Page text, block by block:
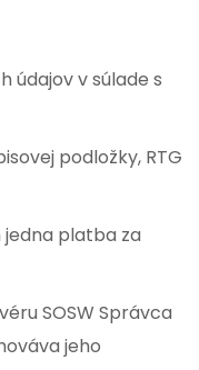
údajov v súlade s
podložky, RTG
jedna platba za
SOSW Správca
jeho